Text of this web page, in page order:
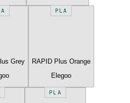
Grey
PLA
RAPID Plus Orange
Elegoo
PLA